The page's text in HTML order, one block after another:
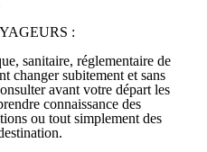
:
sanitaire, réglementaire de
changer subitement et sans
avant votre départ les
connaissance des
ou tout simplement des